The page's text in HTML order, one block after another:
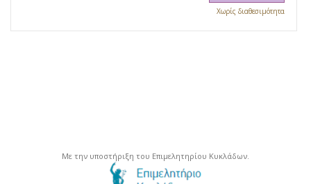
Χωρίς διαθεσιμότητα
Με την υποστήριξη του Επιμελητηρίου Κυκλάδων.